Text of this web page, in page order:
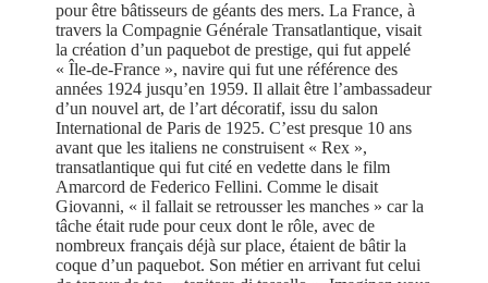
pour être bâtisseurs de géants des mers. La France, à
travers la Compagnie Générale Transatlantique, visait
la création d’un paquebot de prestige, qui fut appelé
« Île-de-France », navire qui fut une référence des
années 1924 jusqu’en 1959. Il allait être l’ambassadeur
d’un nouvel art, de l’art décoratif, issu du salon
International de Paris de 1925. C’est presque 10 ans
avant que les italiens ne construisent « Rex »,
transatlantique qui fut cité en vedette dans le film
Amarcord de Federico Fellini. Comme le disait
Giovanni, « il fallait se retrousser les manches » car la
tâche était rude pour ceux dont le rôle, avec de
nombreux français déjà sur place, étaient de bâtir la
coque d’un paquebot. Son métier en arrivant fut celui